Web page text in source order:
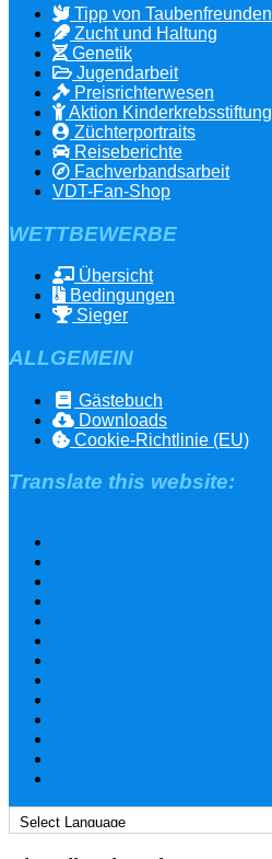
Tipp von Taubenfreunden
Zucht und Haltung
Genetik
Jugendarbeit
Preisrichterwesen
Aktion Kinderkrebsstiftung
Züchterportraits
Reiseberichte
Fachverbandsarbeit
VDT-Fan-Shop
WETTBEWERBE
Übersicht
Bedingungen
Sieger
ALLGEMEIN
Gästebuch
Downloads
Cookie-Richtlinie (EU)
Translate this website: